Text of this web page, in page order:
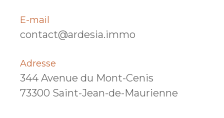
E-mail
contact@ardesia.immo
Adresse
344 Avenue du Mont-Cenis
73300 Saint-Jean-de-Maurienne